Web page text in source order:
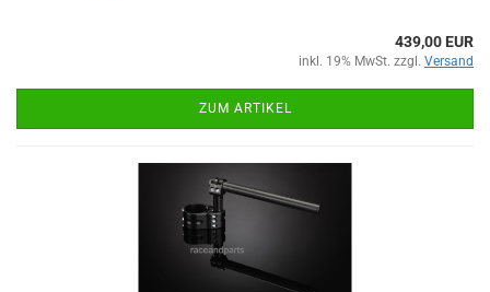
439,00 EUR
inkl. 19% MwSt. zzgl. Versand
ZUM ARTIKEL